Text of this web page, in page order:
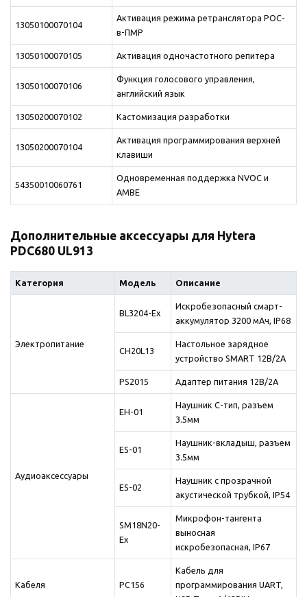
13050100070104
Активация режима ретранслятора POC-
в-ПМР
13050100070105 Активация одночастотного репитера
13050100070106
Функция голосового управления,
английский язык
13050200070102 Кастомизация разработки
13050200070104
Активация программирования верхней
клавиши
54350010060761
Одновременная поддержка NVOC и
AMBE
Дополнительные аксессуары для Hytera
PDC680 UL913
Категория Модель Описание
Электропитание
BL3204-Ex
Искробезопасный смарт-
аккумулятор 3200 мАч, IP68
CH20L13
Настольное зарядное
устройство SMART 12В/2А
PS2015 Адаптер питания 12В/2А
Аудиоаксессуары
EH-01
Наушник C-тип, разъем
3.5мм
ES-01
Наушник-вкладыш, разъем
3.5мм
ES-02
Наушник с прозрачной
акустической трубкой, IP54
SM18N20-
Ex
Микрофон-тангента
выносная
искробезопасная, IP67
Кабеля PC156
Кабель для
программирования UART,